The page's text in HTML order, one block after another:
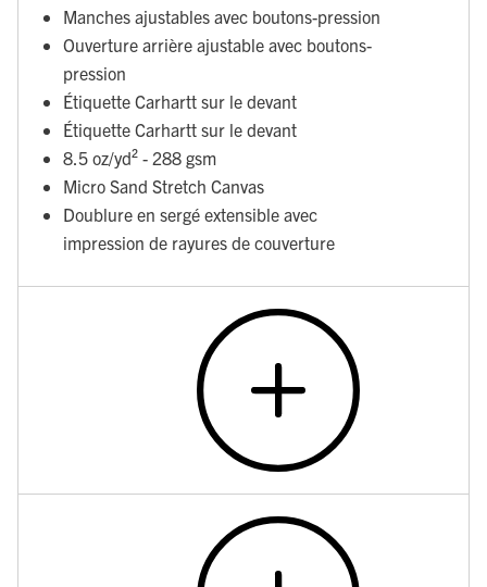
Manches ajustables avec boutons-pression
Ouverture arrière ajustable avec boutons-
pression
Étiquette Carhartt sur le devant
Étiquette Carhartt sur le devant
8.5 oz/yd² - 288 gsm
Micro Sand Stretch Canvas
Doublure en sergé extensible avec
impression de rayures de couverture